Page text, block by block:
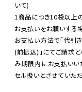
いて)
1商品につき10袋以上
お支払いをお願いする
お支払い方法で「代引
(前振込)」にてご請求と
み期限内にお支払いい
セル扱いとさせていただ